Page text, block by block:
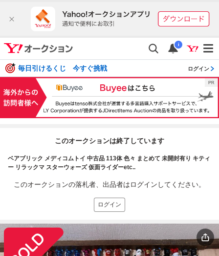
i
毎日引けるくじ 今すぐ挑戦 ログイン
このオークションは終了しています
ベアブリック メディコムトイ 中古品 113体 色々 まとめて 未開封有り キティ
ー リラックマ スターウォーズ 仮面ライダーetc..
このオークションの落札者、出品者はログインしてください。
ログイン